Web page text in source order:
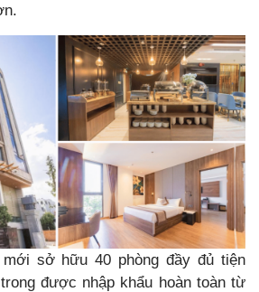
sở hữu 40 phòng đầy đủ tiện
được nhập khẩu hoàn toàn từ